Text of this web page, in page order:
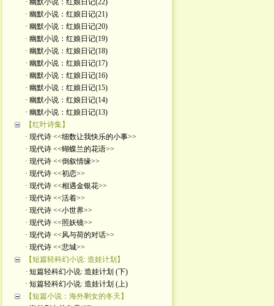
· 幽默小说：红娘日记(22)
· 幽默小说：红娘日记(21)
· 幽默小说：红娘日记(20)
· 幽默小说：红娘日记(19)
· 幽默小说：红娘日记(18)
· 幽默小说：红娘日记(17)
· 幽默小说：红娘日记(16)
· 幽默小说：红娘日记(15)
· 幽默小说：红娘日记(14)
· 幽默小说：红娘日记(13)
【红叶诗集】
· 现代诗 <<细数让我快乐的小事>>
· 现代诗 <<蝴蝶兰的花语>>
· 现代诗 <<倒叙情缘>>
· 现代诗 <<初恋>>
· 现代诗 <<相遇金银花>>
· 现代诗 <<活着>>
· 现代诗 <<小世界>>
· 现代诗 <<照妖镜>>
· 现代诗 <<风与荷的对话>>
· 现代诗 <<悲城>>
【短篇轻科幻小说: 造娃计划】
· 短篇轻科幻小说: 造娃计划 (下)
· 短篇轻科幻小说: 造娃计划 (上)
【短篇小说：海外剩女的冬天】